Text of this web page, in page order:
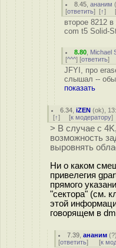
8.45 ,ананим
[ответить] [↑] [
второе 8212
com t5 Solid-
8.80 Michael
[^^^] [ответить]
JFYI, про
слышал --
показать
6.34 ,iZEN (ok),
[↑] [к модератору]
> В случае с
возможность
выровнять
Ни о каком
привелегия
прямого
"сектора" (см.
этой
говорящем в
7.39 ,ананим (?
[ответить] [к